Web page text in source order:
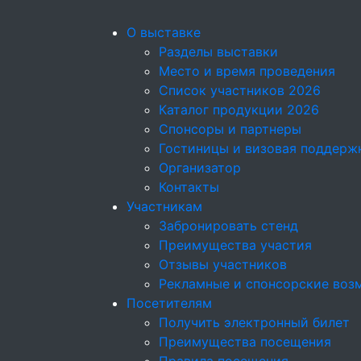
О выставке
Разделы выставки
Место и время проведения
Список участников 2026
Каталог продукции 2026
Спонсоры и партнеры
Гостиницы и визовая
Организатор
Контакты
Участникам
Забронировать стенд
Преимущества участия
Отзывы участников
Рекламные и спонсорские
Посетителям
Получить электронный билет
Преимущества посещения